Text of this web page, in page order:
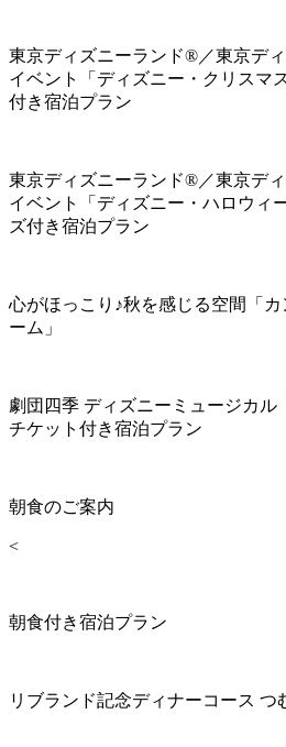
東京ディズニーランド®／東京デ
イベント「ディズニー・クリスマ
付き宿泊プラン
東京ディズニーランド®／東京デ
イベント「ディズニー・ハロウィ
ズ付き宿泊プラン
心がほっこり♪秋を感じる空間「
ーム」
劇団四季 ディズニーミュージカル
チケット付き宿泊プラン
朝食のご案内
<
朝食付き宿泊プラン
リブランド記念ディナーコース つ